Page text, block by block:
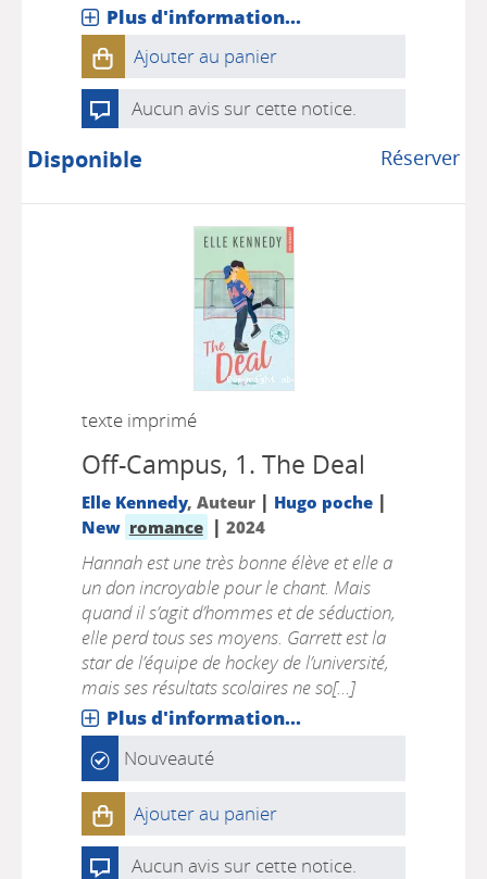
Plus d'information...
Ajouter au panier
Aucun avis sur cette notice.
Réserver
Disponible
texte imprimé
Off-Campus, 1. The Deal
Elle Kennedy, Auteur | Hugo poche|
New romance | 2024
Hannah est une très bonne élève et elle a
un don incroyable pour le chant. Mais
quand il s’agit d’hommes et de séduction,
elle perd tous ses moyens. Garrett est la
star de l’équipe de hockey de l’université,
mais ses résultats scolaires ne so[...]
Plus d'information...
Nouveauté
Ajouter au panier
Aucun avis sur cette notice.